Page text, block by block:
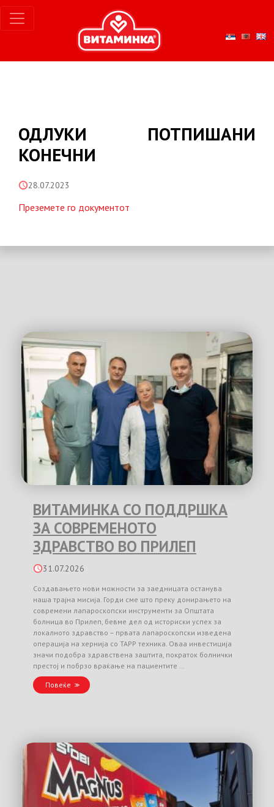
ОДЛУКИ ПОТПИШАНИ
КОНЕЧНИ
28.07.2023
Преземете го документот
ВИТАМИНКА СО ПОДДРШКА
ЗА СОВРЕМЕНОТО
ЗДРАВСТВО ВО ПРИЛЕП
31.07.2026
Создавањето нови можности за заедницата останува
наша трајна мисија. Горди сме што преку донирањето на
современи лапароскопски инструменти за Општата
болница во Прилеп, бевме дел од историски успех за
локалното здравство – првата лапароскопски изведена
операција на хернија со TAPP техника. Оваа инвестиција
значи подобра здравствена заштита, пократок болнички
престој и побрзо враќање на пациентите …
Повеќе